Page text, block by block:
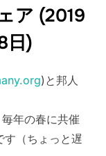
ア (2019
日)
)と邦人
年の春に共催
す（ちょっと遅